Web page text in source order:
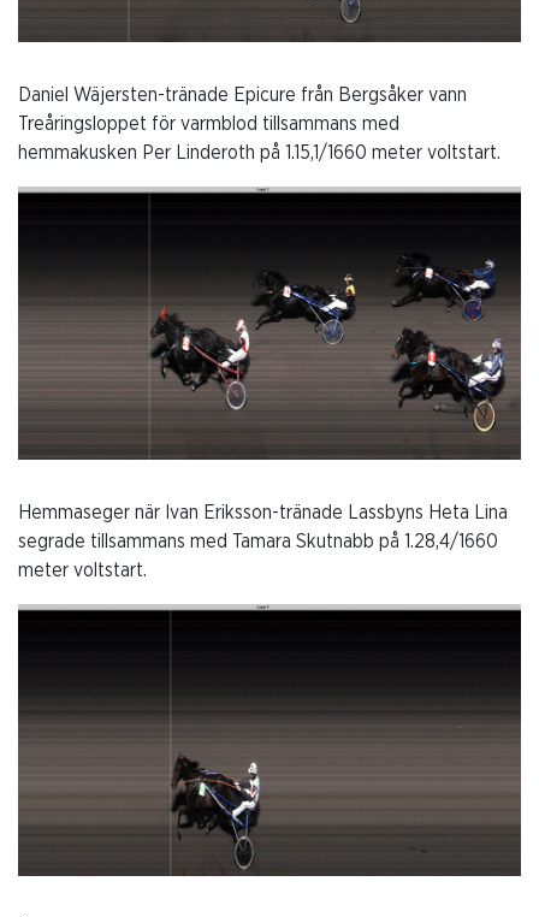
Daniel Wäjersten-tränade Epicure från Bergsåker vann
Treåringsloppet för varmblod tillsammans med
hemmakusken Per Linderoth på 1.15,1/1660 meter voltstart.
Hemmaseger när Ivan Eriksson-tränade Lassbyns Heta Lina
segrade tillsammans med Tamara Skutnabb på 1.28,4/1660
meter voltstart.